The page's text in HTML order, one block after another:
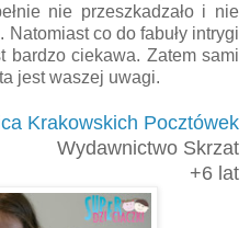
nie przeszkadzało i nie
Natomiast co do fabuły intrygi
bardzo ciekawa. Zatem sami
jest waszej uwagi.
Krakowskich Pocztówek
Wydawnictwo Skrzat
+6 lat